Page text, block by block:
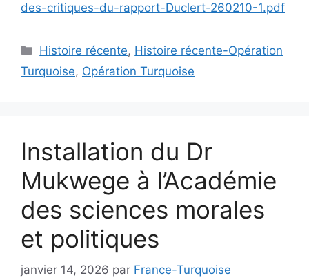
des-critiques-du-rapport-Duclert-260210-1.pdf
Catégories
Histoire récente, Histoire récente-Opération
Turquoise, Opération Turquoise
Installation du Dr
Mukwege à l’Académie
des sciences morales
et politiques
janvier 14, 2026 par France-Turquoise